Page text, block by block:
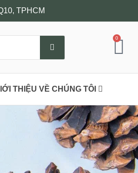
TPHCM
0
THIỆU VỀ CHÚNG TÔI